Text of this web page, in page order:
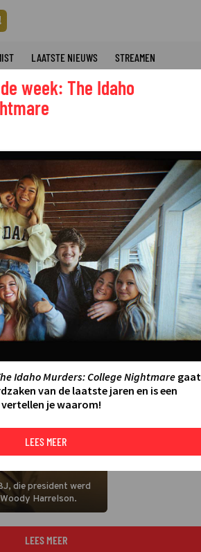
LAATSTE NIEUWS STREAMEN
die president werd
Harrelson.
LEES MEER
week: The Idaho
Idaho Murders: College Nightmaregaat
van de laatste jaren en is een
je waarom!
LEES MEER